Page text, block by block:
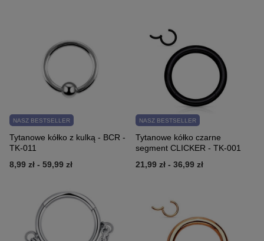
NASZ BESTSELLER
Tytanowe kółko z kulką - BCR -
TK-011
8,99 zł - 59,99 zł
NASZ BESTSELLER
Tytanowe kółko czarne
segment CLICKER - TK-001
21,99 zł - 36,99 zł